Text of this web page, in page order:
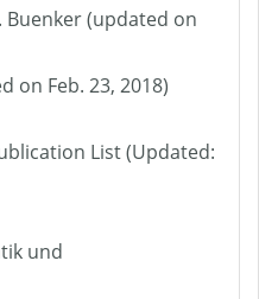
Buenker (updated on
on Feb. 23, 2018)
List (Updated:
und